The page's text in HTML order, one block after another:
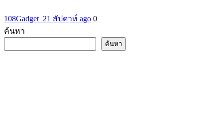
108Gadget_21 สัปดาห์ ago 0
ค้นหา
ค้นหา